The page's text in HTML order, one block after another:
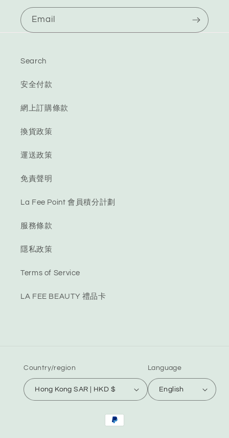
Email
Search
安全付款
網上訂購條款
換貨政策
運送政策
免責聲明
La Fee Point 會員積分計劃
服務條款
隱私政策
Terms of Service
LA FEE BEAUTY 禮品卡
Country/region
Hong Kong SAR | HKD $
Language
English
Payment